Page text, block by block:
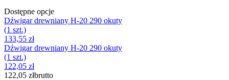
Dostępne opcje
Dźwigar drewniany H-20 290 okuty
(1 szt.)
133,55 zł
Dźwigar drewniany H-20 290 okuty
(1 szt.)
122,05 zł
122,05 złbrutto